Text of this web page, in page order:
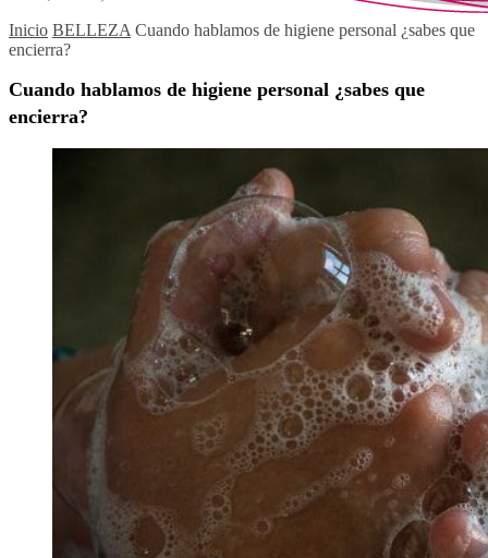
Inicio BELLEZA Cuando hablamos de higiene personal ¿sabes que
encierra?
Cuando hablamos de higiene personal ¿sabes que
encierra?